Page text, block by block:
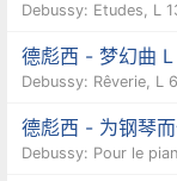
Debussy: Etudes, L
德彪西 - 梦幻曲
Debussy: Rêverie, L
德彪西 - 为钢琴
Debussy: Pour le